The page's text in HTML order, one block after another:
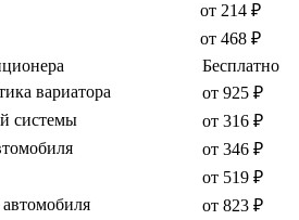
от 214 ₽
от 468 ₽
Бесплатно
вариатора
от 925 ₽
системы
от 316 ₽
от 346 ₽
от 519 ₽
от 823 ₽